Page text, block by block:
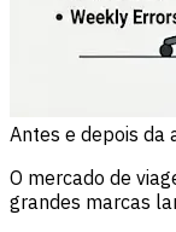
Antes e depois da
O mercado de
grandes marcas